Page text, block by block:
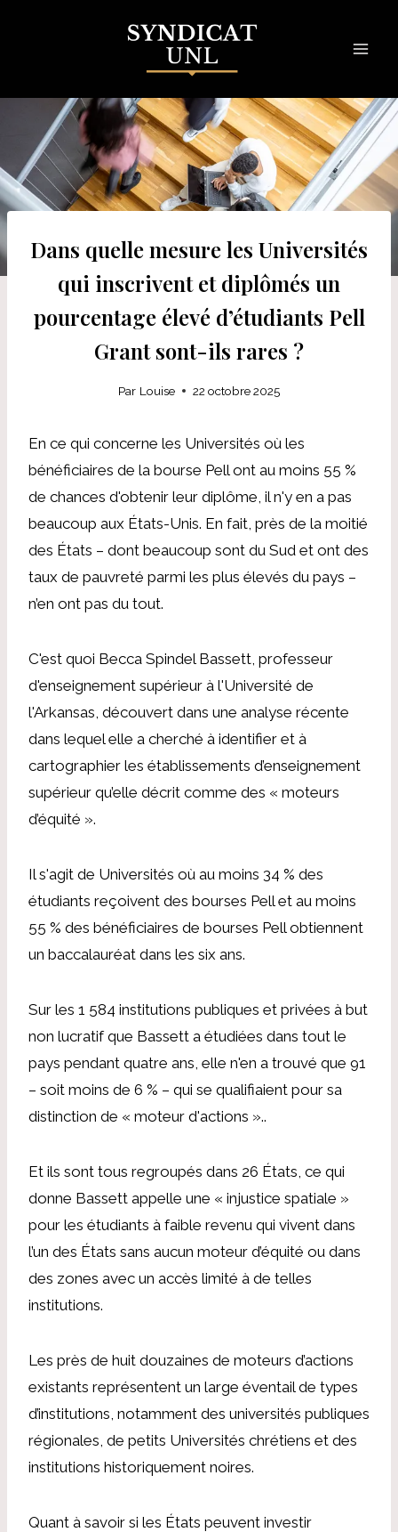
Dans quelle mesure les Universités
qui inscrivent et diplômés un
pourcentage élevé d’étudiants Pell
Grant sont-ils rares ?
Par Louise 22 octobre 2025
En ce qui concerne les Universités où les
bénéficiaires de la bourse Pell ont au moins 55 %
de chances d'obtenir leur diplôme, il n'y en a pas
beaucoup aux États-Unis. En fait, près de la moitié
des États – dont beaucoup sont du Sud et ont des
taux de pauvreté parmi les plus élevés du pays –
n’en ont pas du tout.
C'est quoi Becca Spindel Bassett, professeur
d'enseignement supérieur à l'Université de
l'Arkansas découvert dans une analyse récente
dans lequel elle a cherché à identifier et à
cartographier les établissements d’enseignement
supérieur qu’elle décrit comme des « moteurs
d’équité ».
Il s'agit de Universités où au moins 34 % des
étudiants reçoivent des bourses Pell et au moins
55 % des bénéficiaires de bourses Pell obtiennent
un baccalauréat dans les six ans.
Sur les 1 584 institutions publiques et privées à but
non lucratif que Bassett a étudiées dans tout le
pays pendant quatre ans, elle n'en a trouvé que 91
– soit moins de 6 % – qui se qualifiaient pour sa
distinction de « moteur d'actions »..
Et ils sont tous regroupés dans 26 États, ce qui
donne Bassett appelle une « injustice spatiale »
pour les étudiants à faible revenu qui vivent dans
l’un des États sans aucun moteur d’équité ou dans
des zones avec un accès limité à de telles
institutions.
Les près de huit douzaines de moteurs d’actions
existants représentent un large éventail de types
d’institutions, notamment des universités publiques
régionales, de petits Universités chrétiens et des
institutions historiquement noires.
Quant à savoir si les États peuvent investir